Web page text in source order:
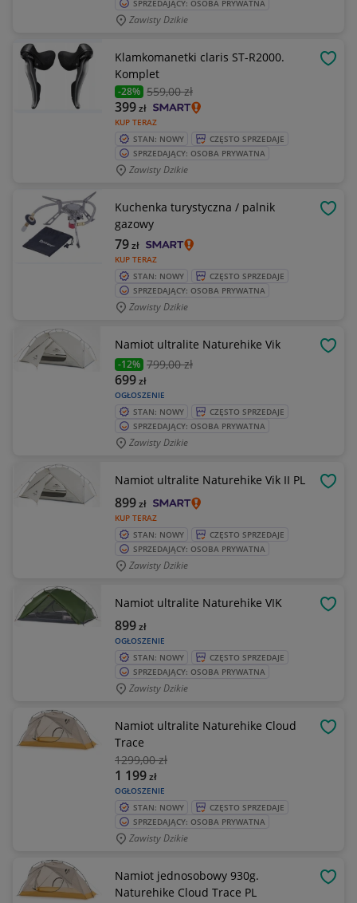
SPRZEDAJĄCY: OSOBA PRYWATNA
Zawisty Dzikie
Klamkomanetki claris ST-R2000.
Komplet
-28% 559,00 zł
KUP TERAZ
399zł
STAN: NOWY
CZĘSTO SPRZEDAJE
SPRZEDAJĄCY: OSOBA PRYWATNA
Zawisty Dzikie
Kuchenka turystyczna / palnik
gazowy
KUP TERAZ
79zł
STAN: NOWY
CZĘSTO SPRZEDAJE
SPRZEDAJĄCY: OSOBA PRYWATNA
Zawisty Dzikie
Namiot ultralite Naturehike Vik
-12% 799,00 zł
OGŁOSZENIE
699zł
STAN: NOWY
CZĘSTO SPRZEDAJE
SPRZEDAJĄCY: OSOBA PRYWATNA
Zawisty Dzikie
Namiot ultralite Naturehike Vik II PL
KUP TERAZ
899zł
STAN: NOWY
CZĘSTO SPRZEDAJE
SPRZEDAJĄCY: OSOBA PRYWATNA
Zawisty Dzikie
Namiot ultralite Naturehike VIK
OGŁOSZENIE
899zł
STAN: NOWY
CZĘSTO SPRZEDAJE
SPRZEDAJĄCY: OSOBA PRYWATNA
Zawisty Dzikie
Namiot ultralite Naturehike Cloud
Trace
1299,00 zł
OGŁOSZENIE
1 199zł
STAN: NOWY
CZĘSTO SPRZEDAJE
SPRZEDAJĄCY: OSOBA PRYWATNA
Zawisty Dzikie
Namiot jednosobowy 930g.
Naturehike Cloud Trace PL